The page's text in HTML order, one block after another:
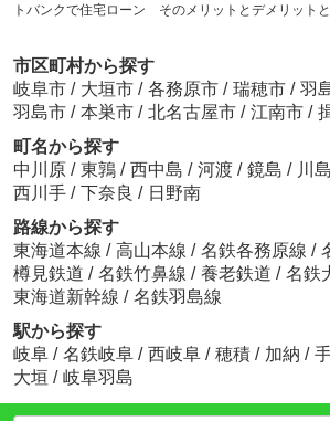
トバンクで住宅ローン そのメリットとデメリット
市区町村から探す
岐阜市 / 大垣市 / 各務原市 / 瑞穂市 / 羽
羽島市 / 本巣市 / 北名古屋市 / 江南市 /
町名から探す
中川原 / 東鶉 / 西中島 / 河渡 / 鏡島 / 川
西川手 / 下奈良 / 日野南
路線から探す
東海道本線 / 高山本線 / 名鉄各務原線 /
樽見鉄道 / 名鉄竹鼻線 / 養老鉄道 / 名鉄
東海道新幹線 / 名鉄羽島線
駅から探す
岐阜 / 名鉄岐阜 / 西岐阜 / 穂積 / 加納 /
大垣 / 岐阜羽島